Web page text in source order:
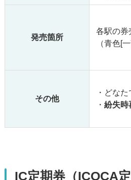
発売箇所
各駅の券
（青色[
その他
・どな
・ 紛失時
IC定期券（ICOCA定